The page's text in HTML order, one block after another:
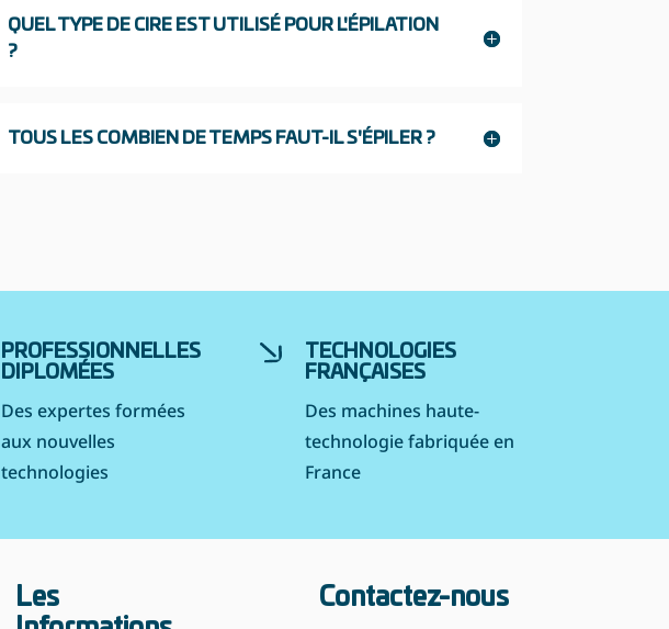
QUEL TYPE DE CIRE EST UTILISÉ POUR L'ÉPILATION
?
TOUS LES COMBIEN DE TEMPS FAUT-IL S'ÉPILER ?
PROFESSIONNELLES
DIPLOMÉES
Des expertes formées
aux nouvelles
technologies
TECHNOLOGIES
FRANÇAISES
Des machines haute-
technologie fabriquée en
France
Les
Contactez-nous